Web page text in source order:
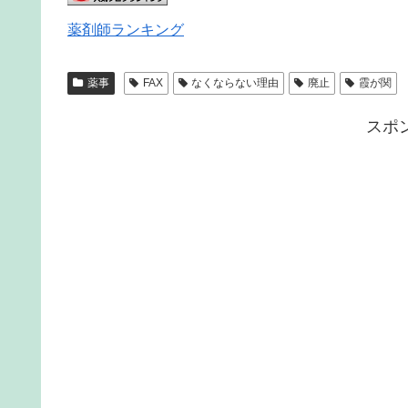
薬剤師ランキング
薬事 FAX なくならない理由 廃止 霞が関
スポ